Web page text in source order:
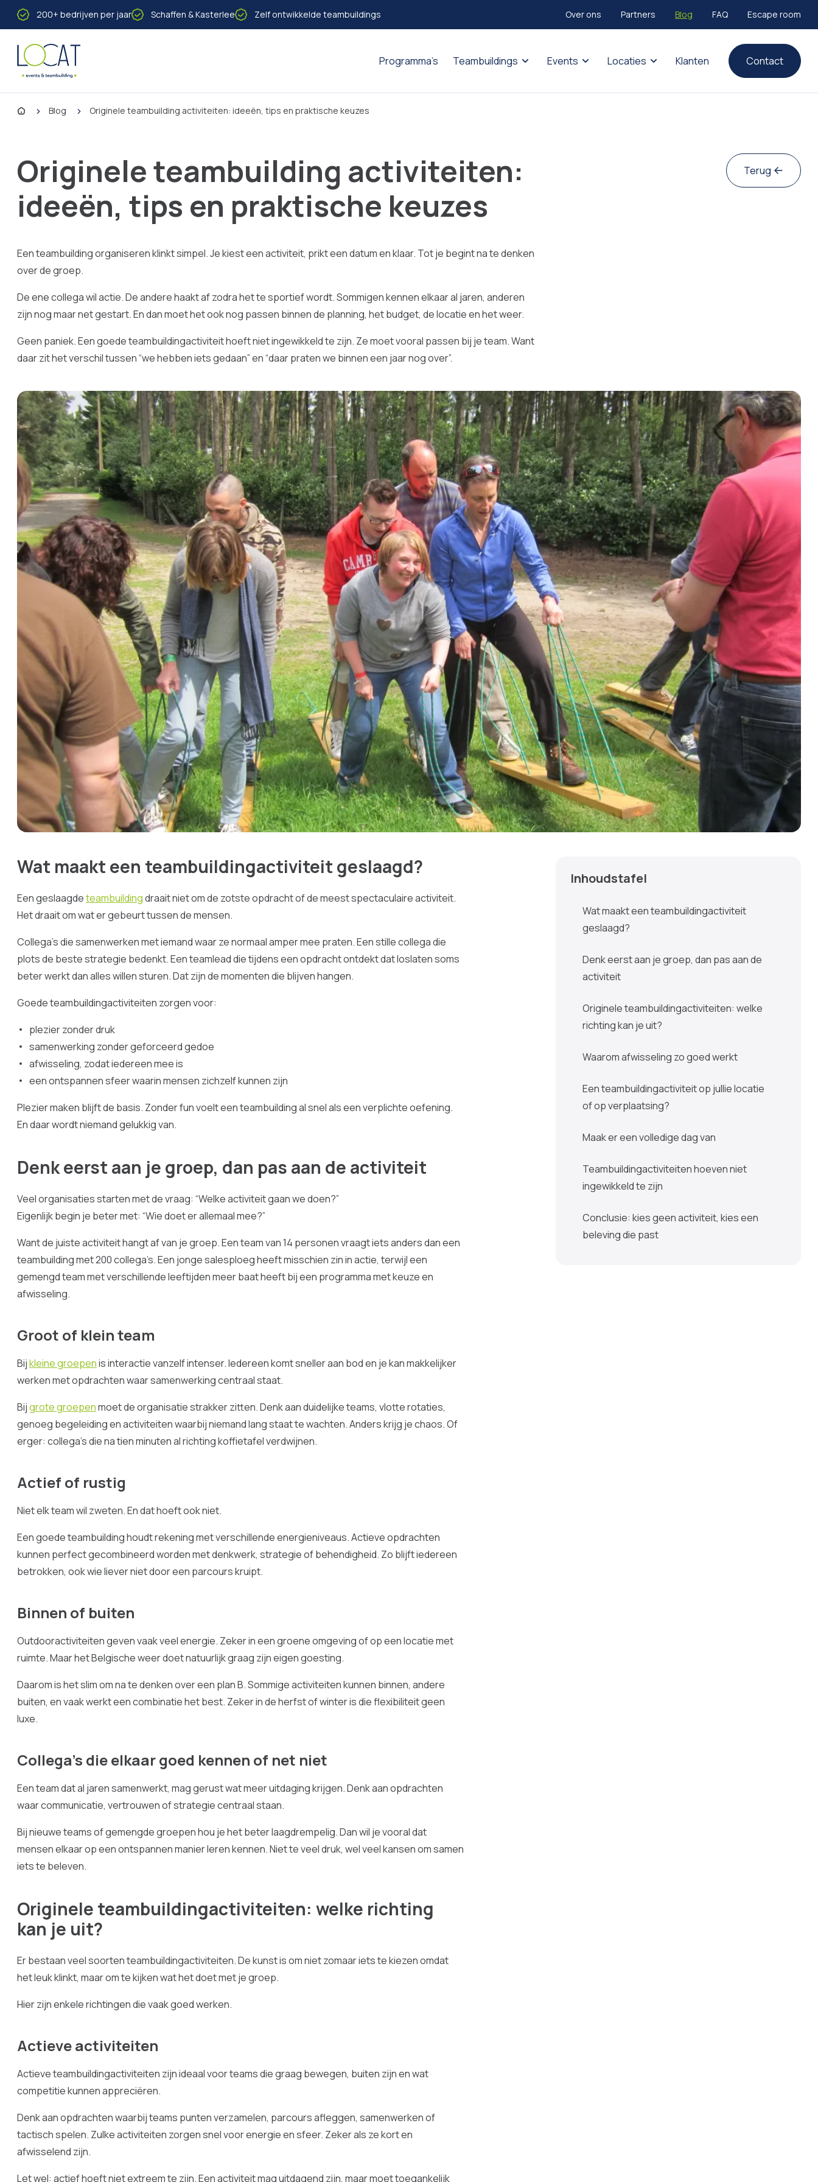
Naar inhoud
Programma’s Teambuildings Events Locaties Klanten Contact
200+ bedrijven per jaar Schaffen & Kasterlee Zelf ontwikkelde teambuildings Over ons Partners Blog FAQ Escape room
HomeBlog Originele teambuilding activiteiten: ideeën, tips en praktische keuzes
Originele teambuilding activiteiten:
ideeën, tips en praktische keuzes
Een teambuilding organiseren klinkt simpel. Je kiest een activiteit, prikt een datum en klaar. Tot je begint na te denken
over de groep.
De ene collega wil actie. De andere haakt af zodra het te sportief wordt. Sommigen kennen elkaar al jaren, anderen
zijn nog maar net gestart. En dan moet het ook nog passen binnen de planning, het budget, de locatie en het weer.
Geen paniek. Een goede teambuildingactiviteit hoeft niet ingewikkeld te zijn. Ze moet vooral passen bij je team. Want
daar zit het verschil tussen “we hebben iets gedaan” en “daar praten we binnen een jaar nog over”.
Terug
Wat maakt een teambuildingactiviteit geslaagd?
Een geslaagdeteambuildingdraait niet om de zotste opdracht of de meest spectaculaire activiteit.
Het draait om wat er gebeurt tussen de mensen.
Collega’s die samenwerken met iemand waar ze normaal amper mee praten. Een stille collega die
plots de beste strategie bedenkt. Een teamlead die tijdens een opdracht ontdekt dat loslaten soms
beter werkt dan alles willen sturen. Dat zijn de momenten die blijven hangen.
Goede teambuildingactiviteiten zorgen voor:
plezier zonder druk
samenwerking zonder geforceerd gedoe
afwisseling, zodat iedereen mee is
een ontspannen sfeer waarin mensen zichzelf kunnen zijn
Plezier maken blijft de basis. Zonder fun voelt een teambuilding al snel als een verplichte oefening.
En daar wordt niemand gelukkig van.
Denk eerst aan je groep, dan pas aan de activiteit
Veel organisaties starten met de vraag: “Welke activiteit gaan we doen?”
Eigenlijk begin je beter met: “Wie doet er allemaal mee?”
Want de juiste activiteit hangt af van je groep. Een team van 14 personen vraagt iets anders dan een
teambuilding met 200 collega’s. Een jonge salesploeg heeft misschien zin in actie, terwijl een
gemengd team met verschillende leeftijden meer baat heeft bij een programma met keuze en
afwisseling.
Groot of klein team
Bijkleine groepenis interactie vanzelf intenser. Iedereen komt sneller aan bod en je kan makkelijker
werken met opdrachten waar samenwerking centraal staat.
Bijgrote groepenmoet de organisatie strakker zitten. Denk aan duidelijke teams, vlotte rotaties,
genoeg begeleiding en activiteiten waarbij niemand lang staat te wachten. Anders krijg je chaos. Of
erger: collega’s die na tien minuten al richting koffietafel verdwijnen.
Actief of rustig
Niet elk team wil zweten. En dat hoeft ook niet.
Een goede teambuilding houdt rekening met verschillende energieniveaus. Actieve opdrachten
kunnen perfect gecombineerd worden met denkwerk, strategie of behendigheid. Zo blijft iedereen
betrokken, ook wie liever niet door een parcours kruipt.
Binnen of buiten
Outdooractiviteiten geven vaak veel energie. Zeker in een groene omgeving of op een locatie met
ruimte. Maar het Belgische weer doet natuurlijk graag zijn eigen goesting.
Daarom is het slim om na te denken over een plan B. Sommige activiteiten kunnen binnen, andere
buiten, en vaak werkt een combinatie het best. Zeker in de herfst of winter is die flexibiliteit geen
luxe.
Collega’s die elkaar goed kennen of net niet
Een team dat al jaren samenwerkt, mag gerust wat meer uitdaging krijgen. Denk aan opdrachten
waar communicatie, vertrouwen of strategie centraal staan.
Bij nieuwe teams of gemengde groepen hou je het beter laagdrempelig. Dan wil je vooral dat
mensen elkaar op een ontspannen manier leren kennen. Niet te veel druk, wel veel kansen om samen
iets te beleven.
Originele teambuildingactiviteiten: welke richting
kan je uit?
Er bestaan veel soorten teambuildingactiviteiten. De kunst is om niet zomaar iets te kiezen omdat
het leuk klinkt, maar om te kijken wat het doet met je groep.
Hier zijn enkele richtingen die vaak goed werken.
Actieve activiteiten
Actieve teambuildingactiviteiten zijn ideaal voor teams die graag bewegen, buiten zijn en wat
competitie kunnen appreciëren.
Denk aan opdrachten waarbij teams punten verzamelen, parcours afleggen, samenwerken of
tactisch spelen. Zulke activiteiten zorgen snel voor energie en sfeer. Zeker als ze kort en
afwisselend zijn.
Let wel: actief hoeft niet extreem te zijn. Een activiteit mag uitdagend zijn, maar moet toegankelijk
Inhoudstafel
Wat maakt een teambuildingactiviteit
geslaagd?
Denk eerst aan je groep, dan pas aan de
activiteit
Originele teambuildingactiviteiten: welke
richting kan je uit?
Waarom afwisseling zo goed werkt
Een teambuildingactiviteit op jullie locatie
of op verplaatsing?
Maak er een volledige dag van
Teambuildingactiviteiten hoeven niet
ingewikkeld te zijn
Conclusie: kies geen activiteit, kies een
beleving die past